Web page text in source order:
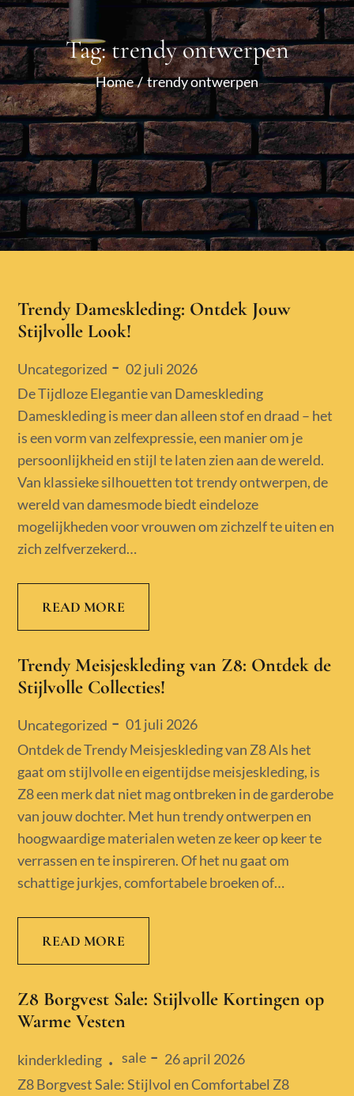
Tag:trendy ontwerpen
Home trendy ontwerpen
Trendy Dameskleding: Ontdek Jouw
Stijlvolle Look!
Uncategorized
Posted
on
02 juli 2026
De Tijdloze Elegantie van Dameskleding
Dameskleding is meer dan alleen stof en draad – het
is een vorm van zelfexpressie, een manier om je
persoonlijkheid en stijl te laten zien aan de wereld.
Van klassieke silhouetten tot trendy ontwerpen, de
wereld van damesmode biedt eindeloze
mogelijkheden voor vrouwen om zichzelf te uiten en
zich zelfverzekerd…
READ MORE
Trendy Meisjeskleding van Z8: Ontdek de
Stijlvolle Collecties!
Uncategorized
Posted
on
01 juli 2026
Ontdek de Trendy Meisjeskleding van Z8 Als het
gaat om stijlvolle en eigentijdse meisjeskleding, is
Z8 een merk dat niet mag ontbreken in de garderobe
van jouw dochter. Met hun trendy ontwerpen en
hoogwaardige materialen weten ze keer op keer te
verrassen en te inspireren. Of het nu gaat om
schattige jurkjes, comfortabele broeken of…
READ MORE
Z8 Borgvest Sale: Stijlvolle Kortingen op
Warme Vesten
kinderkleding sale
Posted
on
26 april 2026
Z8 Borgvest Sale: Stijlvol en Comfortabel Z8